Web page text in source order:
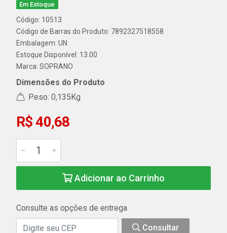
Em Estoque
Código: 10513
Código de Barras do Produto: 7892327518558
Embalagem: UN
Estoque Disponível: 13.00
Marca: SOPRANO
Dimensões do Produto
Peso: 0,135Kg
R$ 40,68
Adicionar ao Carrinho
Consulte as opções de entrega
Consultar